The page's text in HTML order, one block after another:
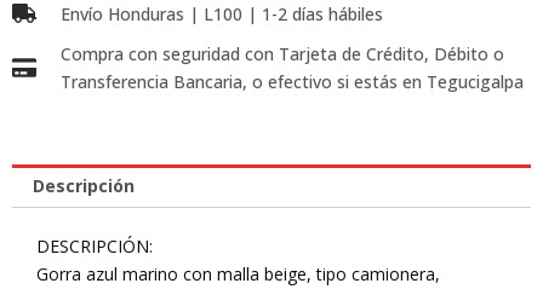
Envío Honduras | L100 | 1-2 días hábiles
Compra con seguridad con Tarjeta de Crédito, Débito o
Transferencia Bancaria, o efectivo si estás en Tegucigalpa
Descripción
DESCRIPCIÓN:
Gorra azul marino con malla beige, tipo camionera,